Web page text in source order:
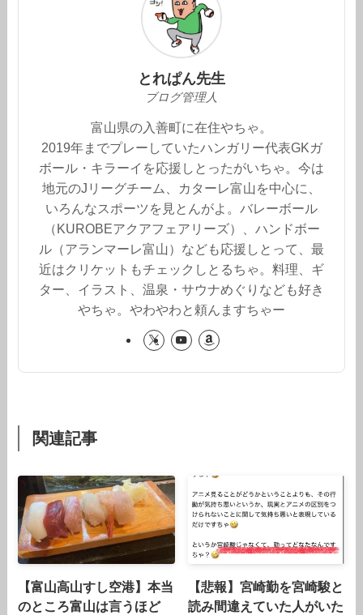
とれぱん先生
ブログ管理人
富山県の入善町に在住やちゃ。
2019年までプレーしていたハンガリー代表GKガ
ボール・キラーイを応援しとったがいちゃ。今は
地元のJリーグチーム、カターレ富山を中心に、
いろんなスポーツを見とんがよ。バレーボール
（KUROBEアクアフェアリーズ）、ハンドボー
ル（アランマーレ富山）なども応援しとって、最
近はクリケットもチェックしとるちゃ。料理、ギ
ター、イラスト、温泉・サウナめぐりなども好き
やちゃ。やわやわと頼んますちゃー
関連記事
【富山高山すし空港】本当
のところ富山は言うほど
【悲報】宮崎勤を宮崎駿と
読み間違えていた人がいた